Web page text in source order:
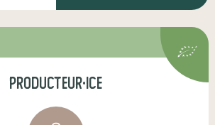
producteur·ice